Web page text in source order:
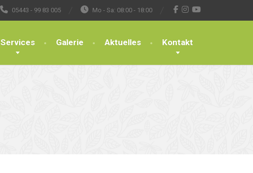
05443 - 99 83 005 Mo - Sa: 08:00 - 18:00
Services Galerie Aktuelles Kontakt